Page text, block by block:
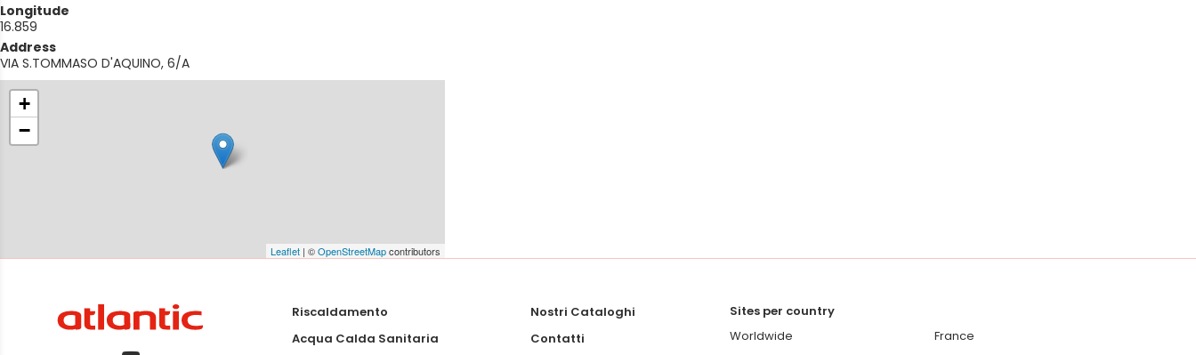
Longitude
16.859
Address
VIA S.TOMMASO D'AQUINO, 6/A
+
−
Leaflet | ©OpenStreetMapcontributors
Riscaldamento
Acqua Calda Sanitaria
Nostri Cataloghi
Contatti
Sites per country
Worldwide
France